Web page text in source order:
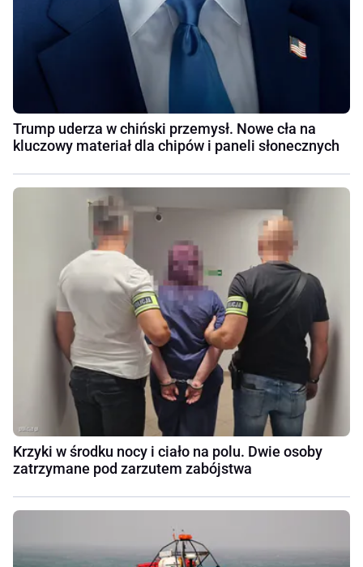
Trump uderza w chiński przemysł. Nowe cła na
kluczowy materiał dla chipów i paneli słonecznych
Krzyki w środku nocy i ciało na polu. Dwie osoby
zatrzymane pod zarzutem zabójstwa